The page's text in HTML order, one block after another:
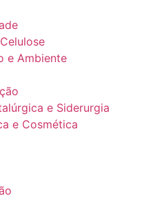
e Ambiente
e Siderurgia
e Cosmética